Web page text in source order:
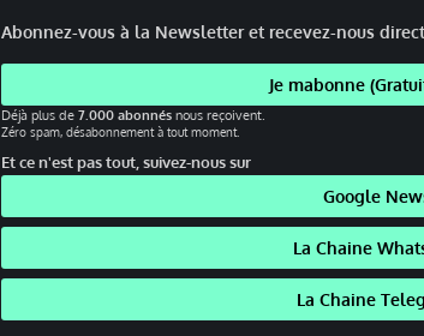
Abonnez-vous à la Newsletter et recevez-nous
Je mabonne
Déjà plus de 7.000 abonnés nous reçoivent.
Zéro spam, désabonnement à tout moment.
Et ce n'est pas tout, suivez-nous sur
Google
La Chaine
La Chaine